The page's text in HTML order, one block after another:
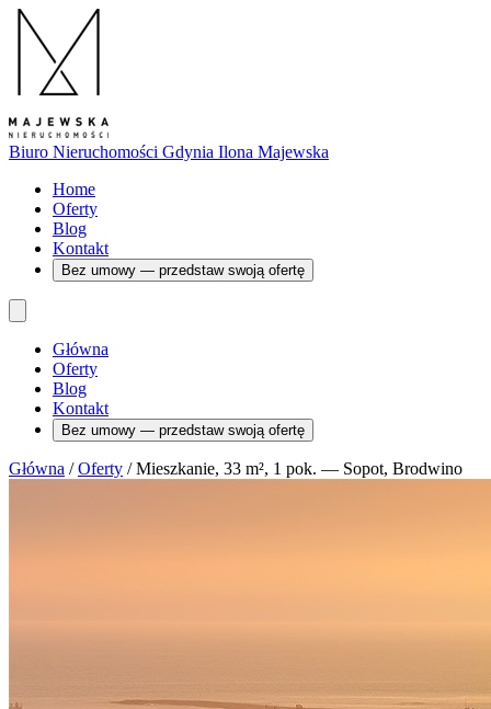
Biuro Nieruchomości Gdynia Ilona Majewska
Home
Oferty
Blog
Kontakt
Bez umowy — przedstaw swoją ofertę
Główna
Oferty
Blog
Kontakt
Bez umowy — przedstaw swoją ofertę
Główna / Oferty / Mieszkanie, 33 m², 1 pok. — Sopot, Brodwino